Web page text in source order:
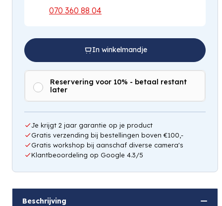
070 360 88 04
In winkelmandje
Reservering voor 10% - betaal restant
later
Je krijgt 2 jaar garantie op je product
Gratis verzending bij bestellingen boven €100,-
Gratis workshop bij aanschaf diverse camera's
Klantbeoordeling op Google 4.3/5
Beschrijving